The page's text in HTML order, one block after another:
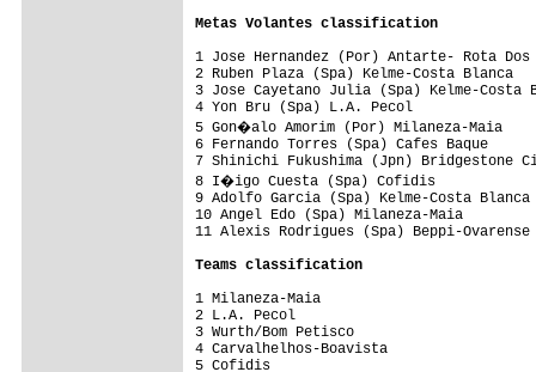
Metas Volantes classification
1 Jose Hernandez (Por) Antarte- Rota
2 Ruben Plaza (Spa) Kelme-Costa
3 Jose Cayetano Julia (Spa) Kelme-
4 Yon Bru (Spa) L.A. Pecol
5 Gon�alo Amorim (Por) Milaneza-
6 Fernando Torres (Spa) Cafes
7 Shinichi Fukushima (Jpn)
8 I�igo Cuesta (Spa) Cofidis
9 Adolfo Garcia (Spa) Kelme-Costa
10 Angel Edo (Spa) Milaneza-Maia
11 Alexis Rodrigues (Spa) Beppi-
Teams classification
1 Milaneza-Maia
2 L.A. Pecol
3 Wurth/Bom Petisco
4 Carvalhelhos-Boavista
5 Cofidis